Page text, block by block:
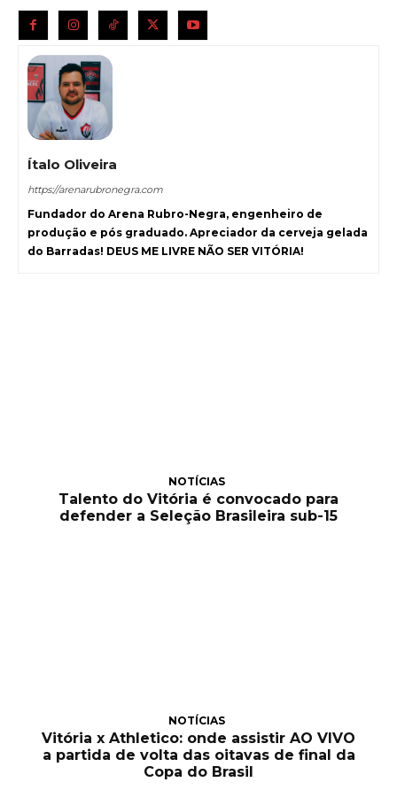
Ítalo Oliveira
https://arenarubronegra.com
Fundador do Arena Rubro-Negra, engenheiro de
produção e pós graduado. Apreciador da cerveja gelada
do Barradas! DEUS ME LIVRE NÃO SER VITÓRIA!
NOTÍCIAS
Talento do Vitória é convocado para
defender a Seleção Brasileira sub-15
NOTÍCIAS
Vitória x Athletico: onde assistir AO VIVO
a partida de volta das oitavas de final da
Copa do Brasil